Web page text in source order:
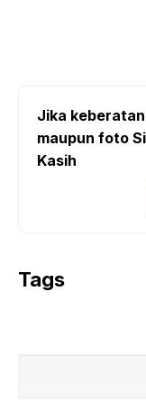
Jika
maupun foto
Kasih
Tags